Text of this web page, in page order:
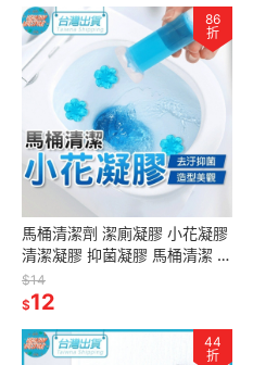
86
折
馬桶清潔劑 潔廁凝膠 小花凝膠
清潔凝膠 抑菌凝膠 馬桶清潔 自
動清潔凝膠 廁所清潔劑 浴室清
潔劑
$14
$12
44
折